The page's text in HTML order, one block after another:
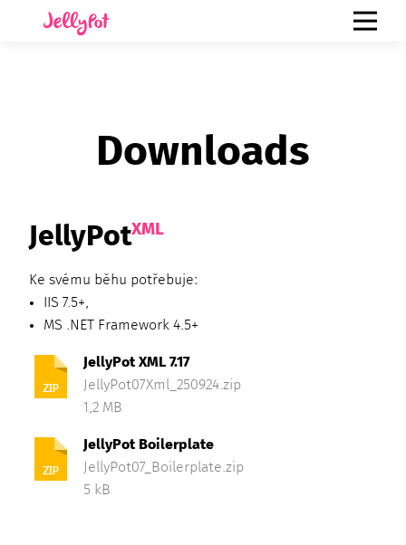
Downloads
JellyPotXML
Ke svému běhu potřebuje:
IIS 7.5+,
MS .NET Framework 4.5+
JellyPot XML 7.17
JellyPot07Xml_250924.zip
1,2 MB
JellyPot Boilerplate
JellyPot07_Boilerplate.zip
5 kB